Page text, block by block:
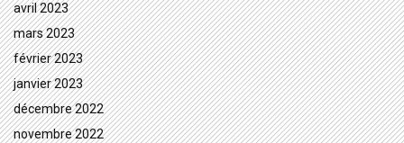
avril 2023
mars 2023
février 2023
janvier 2023
décembre 2022
novembre 2022